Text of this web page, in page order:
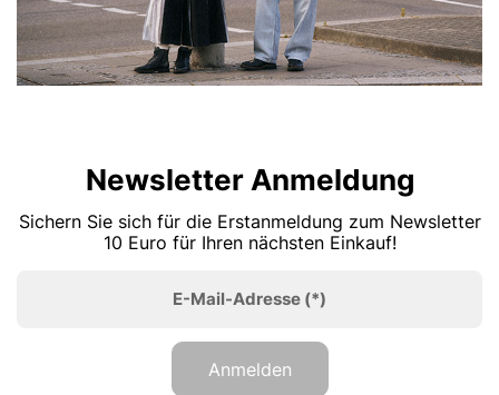
Newsletter Anmeldung
Sichern Sie sich für die Erstanmeldung zum Newsletter
10 Euro für Ihren nächsten Einkauf!
E-Mail-Adresse (*)
Anmelden